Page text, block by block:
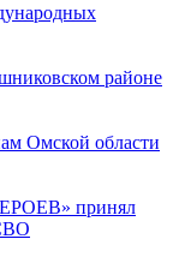
районе
Омской области
принял